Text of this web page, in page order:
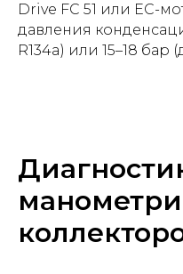
Drive FC 51 или EC-
давления
R134a) или 15–18 бар